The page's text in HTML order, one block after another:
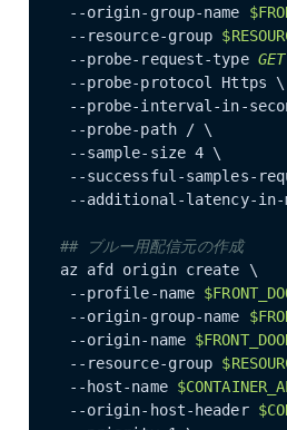
--origin-group-name
--resource-group
--probe-request-type GET
--probe-protocol Https \
--probe-interval-in-
--probe-path / \
--sample-size 4 \
--successful-samples-
--additional-latency-in-
## ブルー用配信元の作成
az afd origin create \
--profile-name
--origin-group-name
--origin-name
--resource-group
--host-name
--origin-host-header